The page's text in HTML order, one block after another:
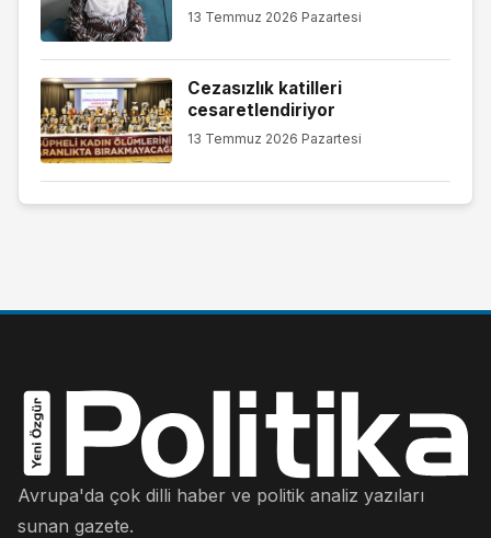
13 Temmuz 2026 Pazartesi
Cezasızlık katilleri
cesaretlendiriyor
13 Temmuz 2026 Pazartesi
Avrupa'da çok dilli haber ve politik analiz yazıları
sunan gazete.